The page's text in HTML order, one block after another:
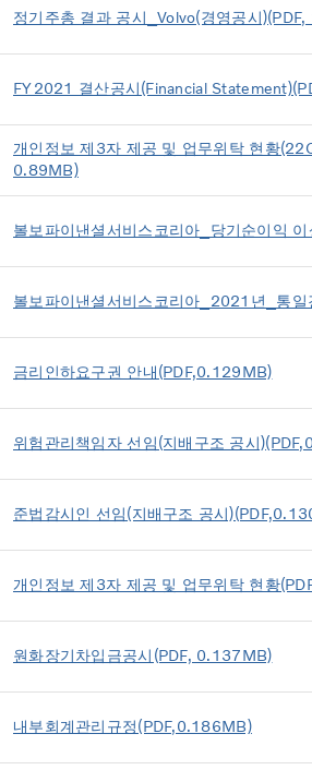
정기주총 결과 공시_Volvo(경영공시
FY2021 결산공시(Financial
개인정보 제3자 제공 및 업무위탁 현황
0.89MB)
볼보파이낸셜서비스코리아_당기순이익 이
볼보파이낸셜서비스코리아_2021년_통일
금리인하요구권 안내(PDF,0.129MB)
위험관리책임자 선임(지배구조 공시
준법감시인 선임(지배구조 공시
개인정보 제3자 제공 및 업무위탁 현황
원화장기차입금공시(PDF, 0.137MB)
내부회계관리규정(PDF,0.186MB)